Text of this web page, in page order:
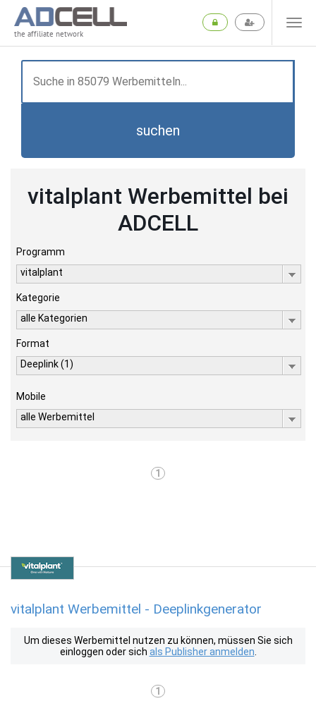
the affiliate network
suchen
vitalplant Werbemittel bei
ADCELL
Programm
vitalplant
Kategorie
alle Kategorien
Format
Deeplink (1)
Mobile
alle Werbemittel
1
vitalplant Werbemittel - Deeplinkgenerator
Um dieses Werbemittel nutzen zu können, müssen Sie sich
einloggen oder sich als Publisher anmelden
1